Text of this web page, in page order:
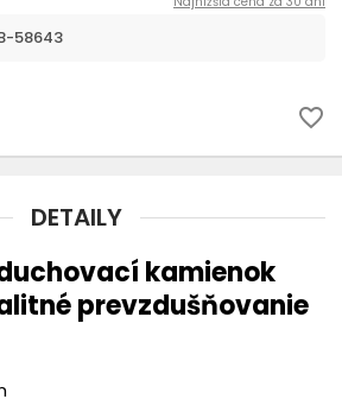
chevron_right
58643
favorite_border
DETAILY
kamienok
prevzdušňovanie